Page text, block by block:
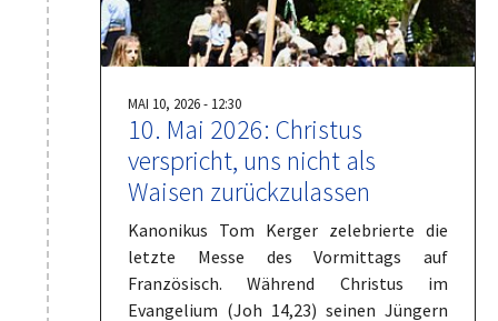
MAI 10, 2026 - 12:30
10.⁠ ⁠Mai 2026: Christus
verspricht, uns nicht als
Waisen zurückzulassen
Kanonikus Tom Kerger zelebrierte die
letzte Messe des Vormittags auf
Französisch. Während Christus im
Evangelium (Joh 14,23) seinen Jüngern